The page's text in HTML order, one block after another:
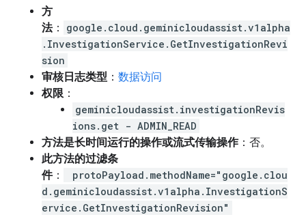
方
法：
google.cloud.geminicloudassist.v1alpha
.InvestigationService.GetInvestigationRevi
sion
审核日志类型 ： 数据访问
权限 ：
geminicloudassist.investigationRevis
ions.get - ADMIN_READ
方法是长时间运行的操作或流式传输操作：否。
此方法的过滤条
件：
protoPayload.methodName="google.clou
d.geminicloudassist.v1alpha.InvestigationS
ervice.GetInvestigationRevision"